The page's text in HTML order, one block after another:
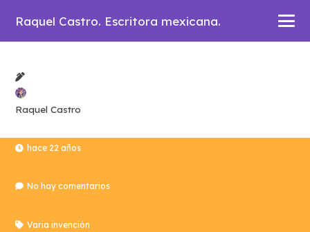
Raquel Castro. Escritora mexicana.
Raquel Castro
hace 22 años
No hay comentarios
Varia invención